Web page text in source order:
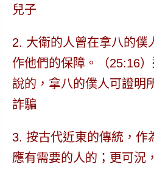
兒子
2. 大衛的人曾在拿八的僕
作他們的保障。（25:16
說的，拿八的僕人可證明
詐騙
3. 按古代近東的傳統，作
應有需要的人的；更可況